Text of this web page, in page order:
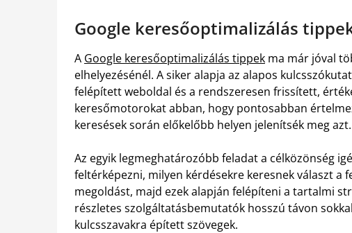
Google keresőoptimalizálás
A Google keresőoptimalizálás tippek ma már jóval
elhelyezésénél. A siker alapja az alapos
felépített weboldal és a rendszeresen frissített,
keresőmotorokat abban, hogy pontosabban
keresések során előkelőbb helyen jelenítsék meg azt.
Az egyik legmeghatározóbb feladat a célközönség
feltérképezni, milyen kérdésekre keresnek választ a
megoldást, majd ezek alapján felépíteni a tartalmi
részletes szolgáltatásbemutatók hosszú távon
kulcsszavakra épített szövegek.